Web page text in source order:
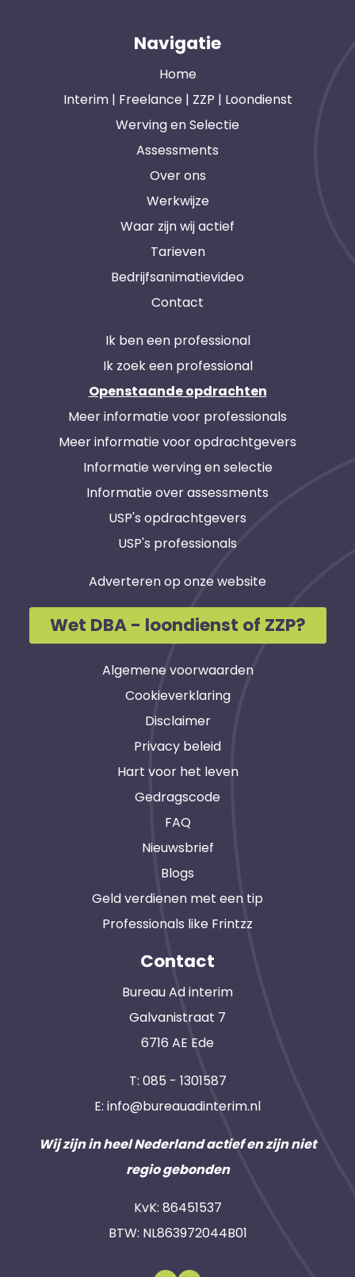
Navigatie
Home
Interim | Freelance | ZZP | Loondienst
Werving en Selectie
Assessments
Over ons
Werkwijze
Waar zijn wij actief
Tarieven
Bedrijfsanimatievideo
Contact
Ik ben een professional
Ik zoek een professional
Openstaande opdrachten
Meer informatie voor professionals
Meer informatie voor opdrachtgevers
Informatie werving en selectie
Informatie over assessments
USP's opdrachtgevers
USP's professionals
Adverteren op onze website
Wet DBA - loondienst of ZZP?
Algemene voorwaarden
Cookieverklaring
Disclaimer
Privacy beleid
Hart voor het leven
Gedragscode
FAQ
Nieuwsbrief
Blogs
Geld verdienen met een tip
Professionals like Frintzz
Contact
Bureau Ad interim
Galvanistraat 7
6716 AE Ede
T: 085 - 1301587
E: info@bureauadinterim.nl
Wij zijn in heel Nederland actief en zijn niet
regio gebonden
KvK: 86451537
BTW: NL863972044B01